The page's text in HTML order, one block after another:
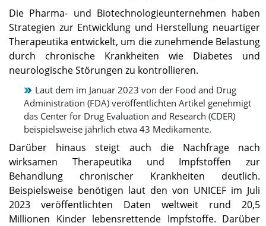
Die Pharma- und Biotechnologieunternehmen haben
Strategien zur Entwicklung und Herstellung neuartiger
Therapeutika entwickelt, um die zunehmende Belastung
durch chronische Krankheiten wie Diabetes und
neurologische Störungen zu kontrollieren.
Laut dem im Januar 2023 von der Food and Drug
Administration (FDA) veröffentlichten Artikel genehmigt
das Center for Drug Evaluation and Research (CDER)
beispielsweise jährlich etwa 43 Medikamente.
Darüber hinaus steigt auch die Nachfrage nach
wirksamen Therapeutika und Impfstoffen zur
Behandlung chronischer Krankheiten deutlich.
Beispielsweise benötigen laut den von UNICEF im Juli
2023 veröffentlichten Daten weltweit rund 20,5
Millionen Kinder lebensrettende Impfstoffe. Darüber